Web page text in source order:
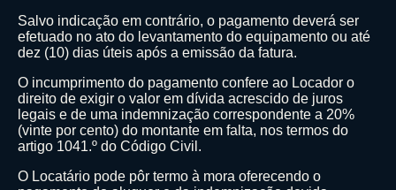
Salvo indicação em contrário, o pagamento deverá ser
efetuado no ato do levantamento do equipamento ou até
dez (10) dias úteis após a emissão da fatura.
O incumprimento do pagamento confere ao Locador o
direito de exigir o valor em dívida acrescido de juros
legais e de uma indemnização correspondente a 20%
(vinte por cento) do montante em falta, nos termos do
artigo 1041.º do Código Civil.
O Locatário pode pôr termo à mora oferecendo o